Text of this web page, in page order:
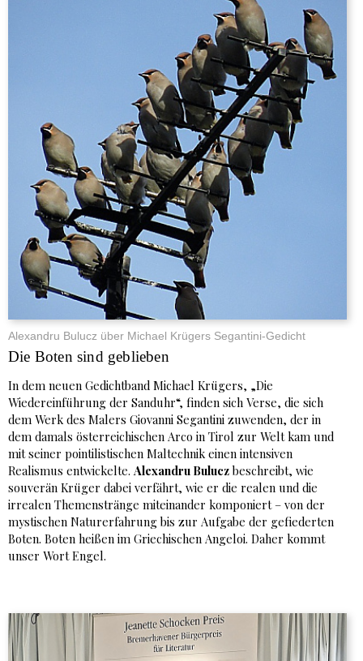
Alexandru Bulucz über Michael Krügers Segantini-Gedicht
Die Boten sind geblieben
In dem neuen Gedichtband Michael Krügers, „Die
Wiedereinführung der Sanduhr“, finden sich Verse, die sich
dem Werk des Malers Giovanni Segantini zuwenden, der in
dem damals österreichischen Arco in Tirol zur Welt kam und
mit seiner pointilistischen Maltechnik einen intensiven
Realismus entwickelte. Alexandru Buluczbeschreibt, wie
souverän Krüger dabei verfährt, wie er die realen und die
irrealen Themenstränge miteinander komponiert – von der
mystischen Naturerfahrung bis zur Aufgabe der gefiederten
Boten. Boten heißen im Griechischen Angeloi. Daher kommt
unser Wort Engel.